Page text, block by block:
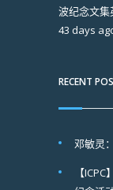
波纪念文集
43 days
RECENT
邓敏灵
【